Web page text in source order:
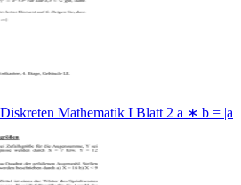
Mathematik I Blatt 2 a ∗ b = |a